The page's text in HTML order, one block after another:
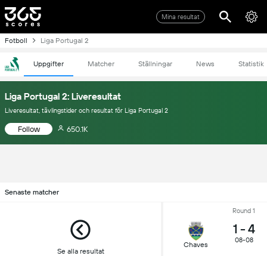
Mina resultat
Fotboll Liga Portugal 2
Uppgifter Matcher Ställningar News Statistik
Liga Portugal 2: Liveresultat
Liveresultat, tävlingstider och resultat för Liga Portugal 2
Follow 650.1K
Senaste matcher
Se alla resultat
Round 1
Chaves
1 - 4
08-08